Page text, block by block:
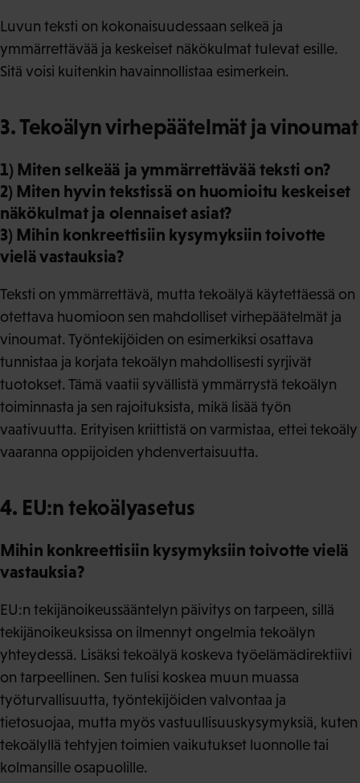
Luvun teksti on kokonaisuudessaan selkeä ja
ymmärrettävää ja keskeiset näkökulmat tulevat esille.
Sitä voisi kuitenkin havainnollistaa esimerkein.
3. Tekoälyn virhepäätelmät ja vinoumat
1) Miten selkeää ja ymmärrettävää teksti on?
2) Miten hyvin tekstissä on huomioitu keskeiset
näkökulmat ja olennaiset asiat?
3) Mihin konkreettisiin kysymyksiin toivotte
vielä vastauksia?
Teksti on ymmärrettävä, mutta tekoälyä käytettäessä on
otettava huomioon sen mahdolliset virhepäätelmät ja
vinoumat. Työntekijöiden on esimerkiksi osattava
tunnistaa ja korjata tekoälyn mahdollisesti syrjivät
tuotokset. Tämä vaatii syvällistä ymmärrystä tekoälyn
toiminnasta ja sen rajoituksista, mikä lisää työn
vaativuutta. Erityisen kriittistä on varmistaa, ettei tekoäly
vaaranna oppijoiden yhdenvertaisuutta.
4. EU:n tekoälyasetus
Mihin konkreettisiin kysymyksiin toivotte vielä
vastauksia?
EU:n tekijänoikeussääntelyn päivitys on tarpeen, sillä
tekijänoikeuksissa on ilmennyt ongelmia tekoälyn
yhteydessä. Lisäksi tekoälyä koskeva työelämädirektiivi
on tarpeellinen. Sen tulisi koskea muun muassa
työturvallisuutta, työntekijöiden valvontaa ja
tietosuojaa, mutta myös vastuullisuuskysymyksiä, kuten
tekoälyllä tehtyjen toimien vaikutukset luonnolle tai
kolmansille osapuolille.